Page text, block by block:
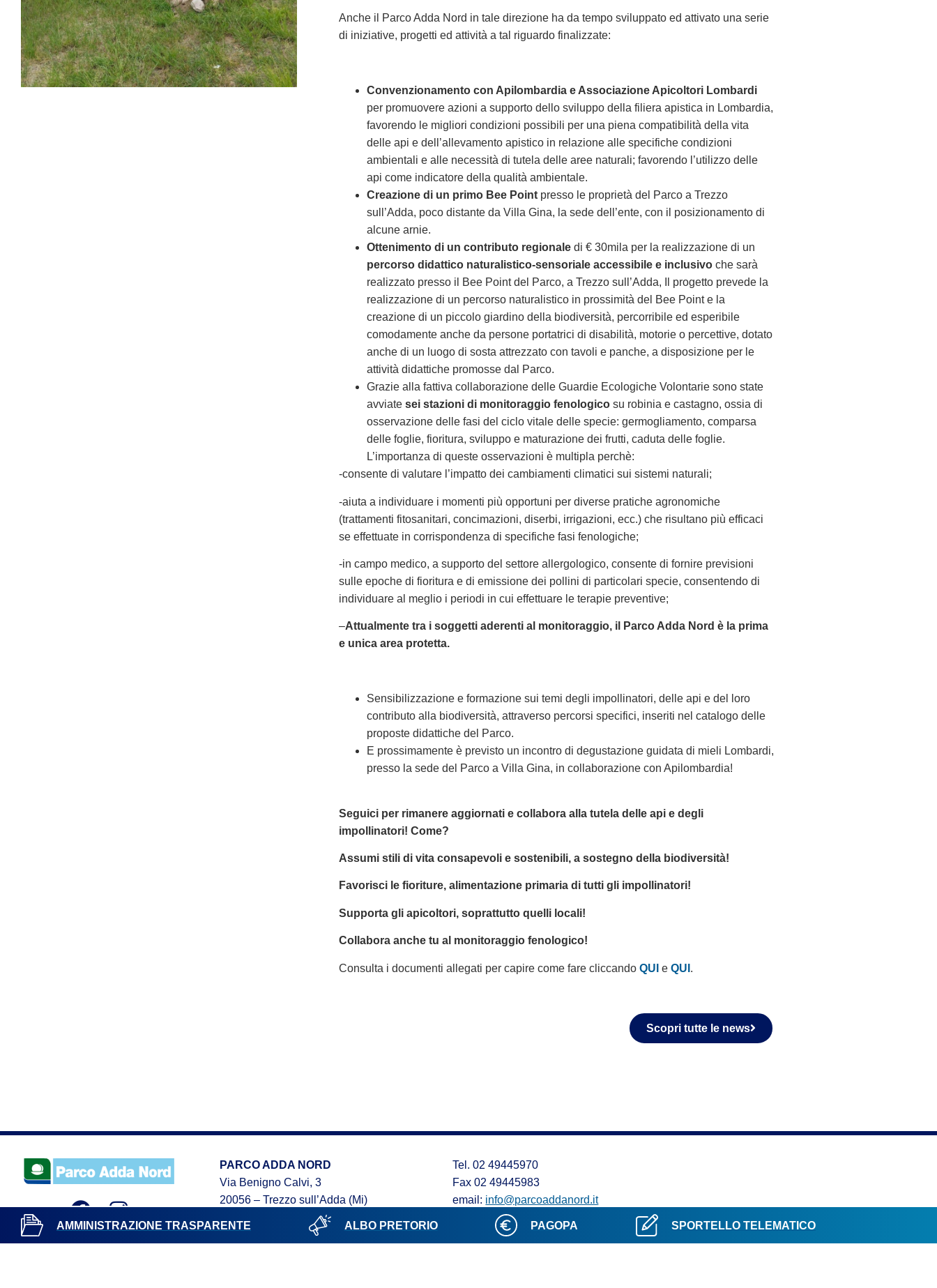
Anche il Parco Adda Nord in tale direzione ha da tempo sviluppato ed attivato una serie
di iniziative, progetti ed attività a tal riguardo finalizzate:
Convenzionamento con Apilombardia e Associazione Apicoltori Lombardi
per promuovere azioni a supporto dello sviluppo della filiera apistica in Lombardia,
favorendo le migliori condizioni possibili per una piena compatibilità della vita
delle api e dell’allevamento apistico in relazione alle specifiche condizioni
ambientali e alle necessità di tutela delle aree naturali; favorendo l’utilizzo delle
api come indicatore della qualità ambientale.
Creazione di un primo Bee Point presso le proprietà del Parco a Trezzo
sull’Adda, poco distante da Villa Gina, la sede dell’ente, con il posizionamento di
alcune arnie.
Ottenimento di un contributo regionale di € 30mila per la realizzazione di un
percorso didattico naturalistico-sensoriale accessibile e inclusivo che sarà
realizzato presso il Bee Point del Parco, a Trezzo sull’Adda, Il progetto prevede la
realizzazione di un percorso naturalistico in prossimità del Bee Point e la
creazione di un piccolo giardino della biodiversità, percorribile ed esperibile
comodamente anche da persone portatrici di disabilità, motorie o percettive, dotato
anche di un luogo di sosta attrezzato con tavoli e panche, a disposizione per le
attività didattiche promosse dal Parco.
Grazie alla fattiva collaborazione delle Guardie Ecologiche Volontarie sono state
avviate sei stazioni di monitoraggio fenologico su robinia e castagno, ossia di
osservazione delle fasi del ciclo vitale delle specie: germogliamento, comparsa
delle foglie, fioritura, sviluppo e maturazione dei frutti, caduta delle foglie.
L’importanza di queste osservazioni è multipla perchè:
-consente di valutare l’impatto dei cambiamenti climatici sui sistemi naturali;
-aiuta a individuare i momenti più opportuni per diverse pratiche agronomiche
(trattamenti fitosanitari, concimazioni, diserbi, irrigazioni, ecc.) che risultano più efficaci
se effettuate in corrispondenza di specifiche fasi fenologiche;
-in campo medico, a supporto del settore allergologico, consente di fornire previsioni
sulle epoche di fioritura e di emissione dei pollini di particolari specie, consentendo di
individuare al meglio i periodi in cui effettuare le terapie preventive;
–Attualmente tra i soggetti aderenti al monitoraggio, il Parco Adda Nord è la prima
e unica area protetta.
Sensibilizzazione e formazione sui temi degli impollinatori, delle api e del loro
contributo alla biodiversità, attraverso percorsi specifici, inseriti nel catalogo delle
proposte didattiche del Parco.
E prossimamente è previsto un incontro di degustazione guidata di mieli Lombardi,
presso la sede del Parco a Villa Gina, in collaborazione con Apilombardia!
Seguici per rimanere aggiornati e collabora alla tutela delle api e degli
impollinatori! Come?
Assumi stili di vita consapevoli e sostenibili, a sostegno della biodiversità!
Favorisci le fioriture, alimentazione primaria di tutti gli impollinatori!
Supporta gli apicoltori, soprattutto quelli locali!
Collabora anche tu al monitoraggio fenologico!
Consulta i documenti allegati per capire come fare cliccando QUI e QUI .
Scopri tutte le news
AMMINISTRAZIONE TRASPARENTE ALBO PRETORIO PAGOPA SPORTELLO TELEMATICO
PARCO ADDA NORD
Via Benigno Calvi, 3
20056 – Trezzo sull’Adda (Mi)
Tel. 02 49445970
Fax 02 49445983
email: info@parcoaddanord.it
protocollo.parco.addanord@pec.regione.lombardia.it